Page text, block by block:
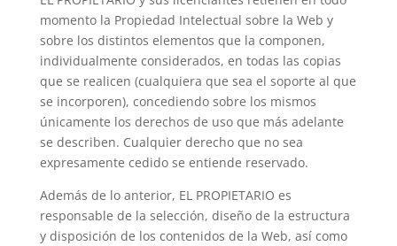
momento la Propiedad Intelectual sobre la Web y
sobre los distintos elementos que la componen,
individualmente considerados, en todas las copias
que se realicen (cualquiera que sea el soporte al que
se incorporen), concediendo sobre los mismos
únicamente los derechos de uso que más adelante
se describen. Cualquier derecho que no sea
expresamente cedido se entiende reservado.
Además de lo anterior, EL PROPIETARIO es
responsable de la selección, diseño de la estructura
y disposición de los contenidos de la Web, así como